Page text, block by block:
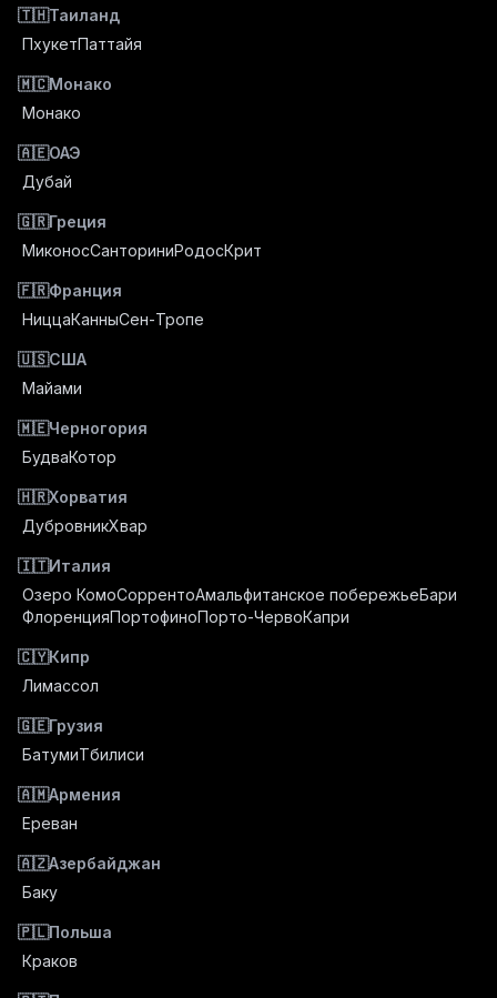
🇹🇭Таиланд
ПхукетПаттайя
🇲🇨Монако
Монако
🇦🇪ОАЭ
Дубай
🇬🇷Греция
МиконосСанториниРодосКрит
🇫🇷Франция
НиццаКанныСен-Тропе
🇺🇸США
Майами
🇲🇪Черногория
БудваКотор
🇭🇷Хорватия
ДубровникХвар
🇮🇹Италия
Озеро КомоСоррентоАмальфитанское побережьеБари
ФлоренцияПортофиноПорто-ЧервоКапри
🇨🇾Кипр
Лимассол
🇬🇪Грузия
БатумиТбилиси
🇦🇲Армения
Ереван
🇦🇿Азербайджан
Баку
🇵🇱Польша
Краков